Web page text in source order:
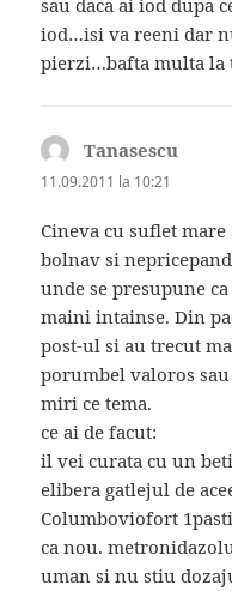
sau daca ai iod dupa
iod…isi va reeni dar
pierzi…bafta multa la
Tanasescu
11.09.2011 la 10:21
Cineva cu suflet
bolnav si
unde se presupune
maini intainse. Din
post-ul si au trecut
porumbel valoros sau
miri ce tema.
ce ai de facut:
il vei curata cu un
elibera gatlejul de
Columboviofort
ca nou.
uman si nu stiu